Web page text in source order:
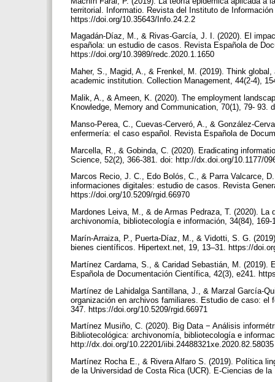
territorial. Informatio. Revista del Instituto de
https://doi.org/10.35643/Info.24.2.2
Magadán-Díaz, M., & Rivas-García, J. I. (2020). El
española: un estudio de casos. Revista Española de
https://doi.org/10.3989/redc.2020.1.1650
Maher, S., Magid, A., & Frenkel, M. (2019). Think
academic institution. Collection Management, 44(2-4),
Malik, A., & Ameen, K. (2020). The employment
Knowledge, Memory and Communication, 70(1), 79-
Manso-Perea, C., Cuevas-Cerveró, A., & González-
enfermería: el caso español. Revista Española de
Marcella, R., & Gobinda, C. (2020). Eradicating
Science, 52(2), 366-381. doi: http://dx.doi.org/10.1177/
Marcos Recio, J. C., Edo Bolós, C., & Parra Valcarce,
informaciones digitales: estudio de casos. Revista
https://doi.org/10.5209/rgid.66970
Mardones Leiva, M., & de Armas Pedraza, T. (2020).
archivonomía, bibliotecología e información, 34(84),
Marín-Arraiza, P., Puerta-Díaz, M., & Vidotti, S. G.
bienes científicos. Hipertext.net, 19, 13–31. https://
Martínez Cardama, S., & Caridad Sebastián, M. (2019).
Española de Documentación Científica, 42(3), e241.
Martínez de Lahidalga Santillana, J., & Marzal García-
organización en archivos familiares. Estudio de caso: el
347. https://doi.org/10.5209/rgid.66971
Martínez Musiño, C. (2020). Big Data − Análisis
Bibliotecológica: archivonomía, bibliotecología e
http://dx.doi.org/10.22201/
Martínez Rocha E., & Rivera Alfaro S. (2019). Política
de la Universidad de Costa Rica (UCR). E-Ciencias de